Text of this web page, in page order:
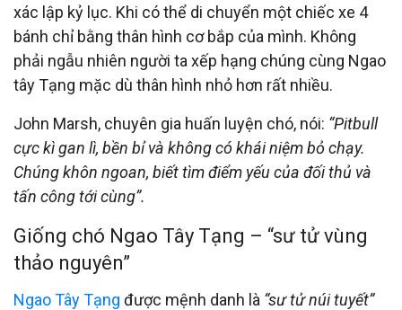
xác lập kỷ lục. Khi có thể di chuyển một chiếc xe 4
bánh chỉ bằng thân hình cơ bắp của mình. Không
phải ngẫu nhiên người ta xếp hạng chúng cùng Ngao
tây Tạng mặc dù thân hình nhỏ hơn rất nhiều.
John Marsh, chuyên gia huấn luyện chó, nói: “Pitbull
cực kì gan lì, bền bỉ và không có khái niệm bỏ chạy.
Chúng khôn ngoan, biết tìm điểm yếu của đối thủ và
tấn công tới cùng”.
Giống chó Ngao Tây Tạng – “sư tử vùng
thảo nguyên”
Ngao Tây Tạng được mệnh danh là “sư tử núi tuyết”